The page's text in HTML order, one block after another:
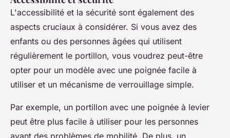
L'accessibilité et la sécurité sont également des
aspects cruciaux à considérer. Si vous avez des
enfants ou des personnes âgées qui utilisent
régulièrement le portillon, vous voudrez peut-être
opter pour un modèle avec une poignée facile à
utiliser et un mécanisme de verrouillage simple.
Par exemple, un portillon avec une poignée à levier
peut être plus facile à utiliser pour les personnes
ayant des problèmes de mobilité. De plus, un